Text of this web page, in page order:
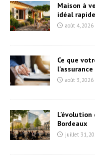
Maison à
idéal
août 4, 2026
Ce que
août 3, 2026
Bordeaux
juillet 31,